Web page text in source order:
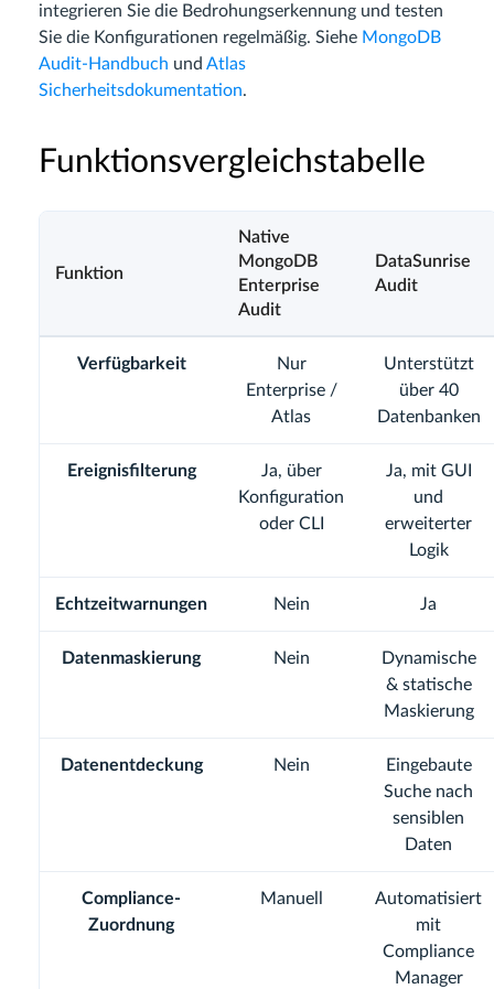
integrieren Sie die Bedrohungserkennung und testen
Sie die Konfigurationen regelmäßig. Siehe MongoDB
Audit-Handbuch und Atlas
Sicherheitsdokumentation.
Funktionsvergleichstabelle
Funktion
Native
MongoDB
Enterprise
Audit
DataSunrise
Audit
Verfügbarkeit
Nur
Enterprise /
Atlas
Unterstützt
über 40
Datenbanken
Ereignisfilterung
Ja, über
Konfiguration
oder CLI
Ja, mit GUI
und
erweiterter
Logik
Echtzeitwarnungen Nein Ja
Datenmaskierung Nein
Dynamische
& statische
Maskierung
Datenentdeckung Nein
Eingebaute
Suche nach
sensiblen
Daten
Compliance-
Zuordnung
Manuell
Automatisiert
mit
Compliance
Manager